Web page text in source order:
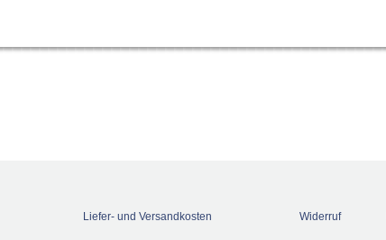
Liefer- und Versandkosten Widerruf